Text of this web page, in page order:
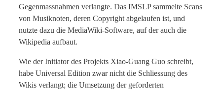
Gegenmassnahmen verlangte. Das IMSLP sammelte Scans
von Musiknoten, deren Copyright abgelaufen ist, und
nutzte dazu die MediaWiki-Software, auf der auch die
Wikipedia aufbaut.
Wie der Initiator des Projekts Xiao-Guang Guo schreibt,
habe Universal Edition zwar nicht die Schliessung des
Wikis verlangt; die Umsetzung der geforderten